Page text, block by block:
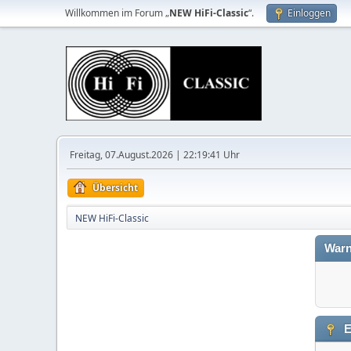
Willkommen im Forum „NEW HiFi-Classic“. Einloggen
Freitag, 07.August.2026 | 22:19:41 Uhr
Übersicht
NEW HiFi-Classic